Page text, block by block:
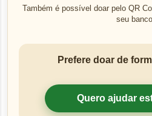
Também é possível doar pelo QR
seu
Prefere doar de
Quero ajudar